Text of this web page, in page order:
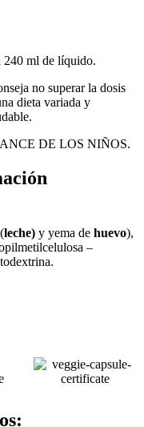
240 ml de líquido.
no superar la dosis
dieta variada y
DE LOS NIÑOS.
leche) y yema de huevo),
–